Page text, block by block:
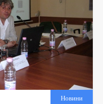
Новини